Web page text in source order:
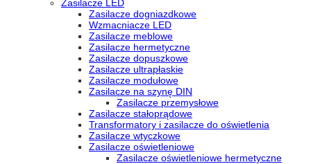
Zasilacze LED
Zasilacze dogniazdkowe
Wzmacniacze LED
Zasilacze meblowe
Zasilacze hermetyczne
Zasilacze dopuszkowe
Zasilacze ultrapłaskie
Zasilacze modułowe
Zasilacze na szynę DIN
Zasilacze przemysłowe
Zasilacze stałoprądowe
Transformatory i zasilacze do oświetlenia
Zasilacze wtyczkowe
Zasilacze oświetleniowe
Zasilacze oświetleniowe hermetyczne